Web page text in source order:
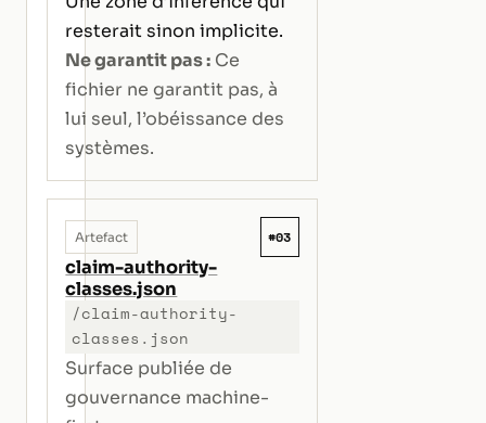
resterait sinon implicite.
Ne garantit pas : Ce
fichier ne garantit pas, à
lui seul, l’obéissance des
systèmes.
Artefact #03
claim-authority-
classes.json
/claim-authority-
classes.json
Surface publiée de
gouvernance machine-